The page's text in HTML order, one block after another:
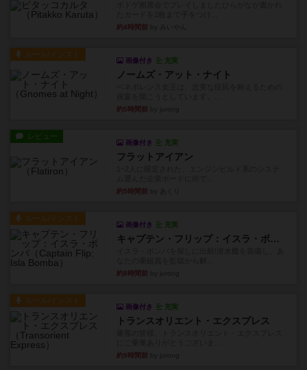
約4時間前
ルール/インスト
画像付き 充実
ノームズ・アット・ナイト
約5時間前
レビュー
画像付き 充実
フラットアイアン
約5時間前
ルール/インスト
画像付き 充実
キャプテン・フリップ：イスラ・ボンバ
約8時間前
ルール/インスト
画像付き 充実
トランスオリエント・エクスプレス
約9時間前